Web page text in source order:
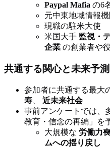
Paypal Mafia の6
元中東地域情報
現職の駐米大使
米国大手 監視・
企業 の創業者や
共通する関心と未来予測
参加者に共通する最大
寿
近未来社会
事前アンケートでは、
教育・信念の再編」を
大規模な 労働力
ムへの揺り戻し